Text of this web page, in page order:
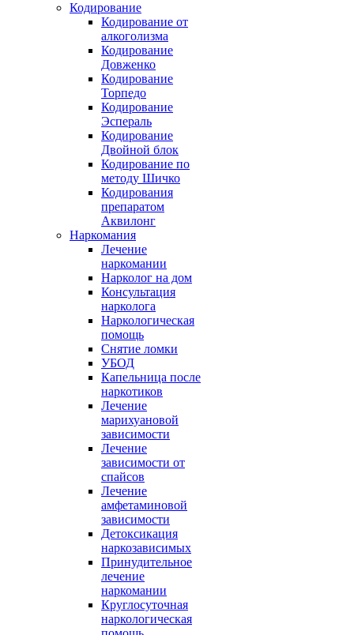
Кодирование
Кодирование от
алкоголизма
Кодирование
Довженко
Кодирование
Торпедо
Кодирование
Эспераль
Кодирование
Двойной блок
Кодирование по
методу Шичко
Кодирования
препаратом
Аквилонг
Наркомания
Лечение
наркомании
Нарколог на дом
Консультация
нарколога
Наркологическая
помощь
Снятие ломки
УБОД
Капельница после
наркотиков
Лечение
марихуановой
зависимости
Лечение
зависимости от
спайсов
Лечение
амфетаминовой
зависимости
Детоксикация
наркозависимых
Принудительное
лечение
наркомании
Круглосуточная
наркологическая